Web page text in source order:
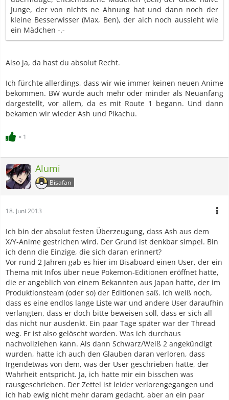
Junge, der von nichts ne Ahnung hat und dann noch der
kleine Besserwisser (Max, Ben), der aich noch aussieht wie
ein Mädchen -.-
Also ja, da hast du absolut Recht.
Ich fürchte allerdings, dass wir wie immer keinen neuen Anime
bekommen. BW wurde auch mehr oder minder als Neuanfang
dargestellt, vor allem, da es mit Route 1 begann. Und dann
bekamen wir wieder Ash und Pikachu.
1
Alumi
Bisafan
18. Juni 2013
Ich bin der absolut festen Überzeugung, dass Ash aus dem
X/Y-Anime gestrichen wird. Der Grund ist denkbar simpel. Bin
ich denn die Einzige, die sich daran erinnert?
Vor rund 2 Jahren gab es hier im Bisaboard einen User, der ein
Thema mit Infos über neue Pokemon-Editionen eröffnet hatte,
die er angeblich von einem Bekannten aus Japan hatte, der im
Produktionsteam (oder so) der Editionen saß. Ich weiß noch,
dass es eine endlos lange Liste war und andere User daraufhin
verlangten, dass er doch bitte beweisen soll, dass er sich all
das nicht nur ausdenkt. Ein paar Tage später war der Thread
weg. Er ist also gelöscht worden. Was ich durchaus
nachvollziehen kann. Als dann Schwarz/Weiß 2 angekündigt
wurden, hatte ich auch den Glauben daran verloren, dass
Irgendetwas von dem, was der User geschrieben hatte, der
Wahrheit entspricht. Ja, ich hatte mir ein bisschen was
rausgeschrieben. Der Zettel ist leider verlorengegangen und
ich hab ewig nicht mehr daram gedacht, aber an ein paar